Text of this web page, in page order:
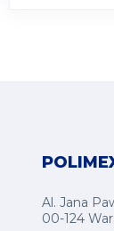
Al. Jana
00-124